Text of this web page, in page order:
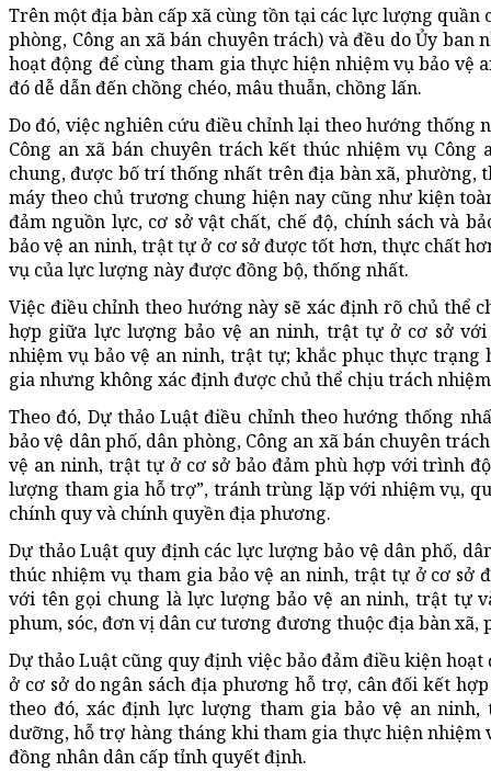
Trên một địa bàn cấp xã cùng tồn tại các lực lượng
phòng, Công an xã bán chuyên trách) và đều do Ủy
hoạt động để cùng tham gia thực hiện nhiệm vụ bảo
đó dễ dẫn đến chồng chéo, mâu thuẫn, chồng lấn.
Do đó, việc nghiên cứu điều chỉnh lại theo hướng thống
Công an xã bán chuyên trách kết thúc nhiệm vụ
chung, được bố trí thống nhất trên địa bàn xã, phường,
máy theo chủ trương chung hiện nay cũng như kiện
đảm nguồn lực, cơ sở vật chất, chế độ, chính sách và
bảo vệ an ninh, trật tự ở cơ sở được tốt hơn, thực chất
vụ của lực lượng này được đồng bộ, thống nhất.
Việc điều chỉnh theo hướng này sẽ xác định rõ chủ thể
hợp giữa lực lượng bảo vệ an ninh, trật tự ở cơ sở
nhiệm vụ bảo vệ an ninh, trật tự; khắc phục thực
gia nhưng không xác định được chủ thể chịu trách
Theo đó, Dự thảo Luật điều chỉnh theo hướng thống
bảo vệ dân phố, dân phòng, Công an xã bán chuyên
vệ an ninh, trật tự ở cơ sở bảo đảm phù hợp với trình
lượng tham gia hỗ trợ”, tránh trùng lặp với nhiệm vụ,
chính quy và chính quyền địa phương.
Dự thảo Luật quy định các lực lượng bảo vệ dân phố,
thúc nhiệm vụ tham gia bảo vệ an ninh, trật tự ở cơ
với tên gọi chung là lực lượng bảo vệ an ninh, trật tự
phum, sóc, đơn vị dân cư tương đương thuộc địa bàn xã,
Dự thảo Luật cũng quy định việc bảo đảm điều kiện
ở cơ sở do ngân sách địa phương hỗ trợ, cân đối kết
theo đó, xác định lực lượng tham gia bảo vệ an
dưỡng, hỗ trợ hàng tháng khi tham gia thực hiện nhiệm
đồng nhân dân cấp tỉnh quyết định.